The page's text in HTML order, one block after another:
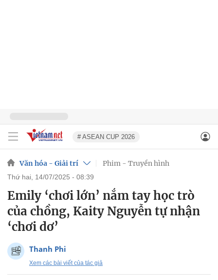
# ASEAN CUP 2026
Văn hóa - Giải trí Phim - Truyền hình
thứ hai, 14/07/2025 - 08:39
Emily ‘chơi lớn’ nắm tay học trò
của chồng, Kaity Nguyễn tự nhận
‘chơi dơ’
Thanh Phi
Xem các bài viết của tác giả